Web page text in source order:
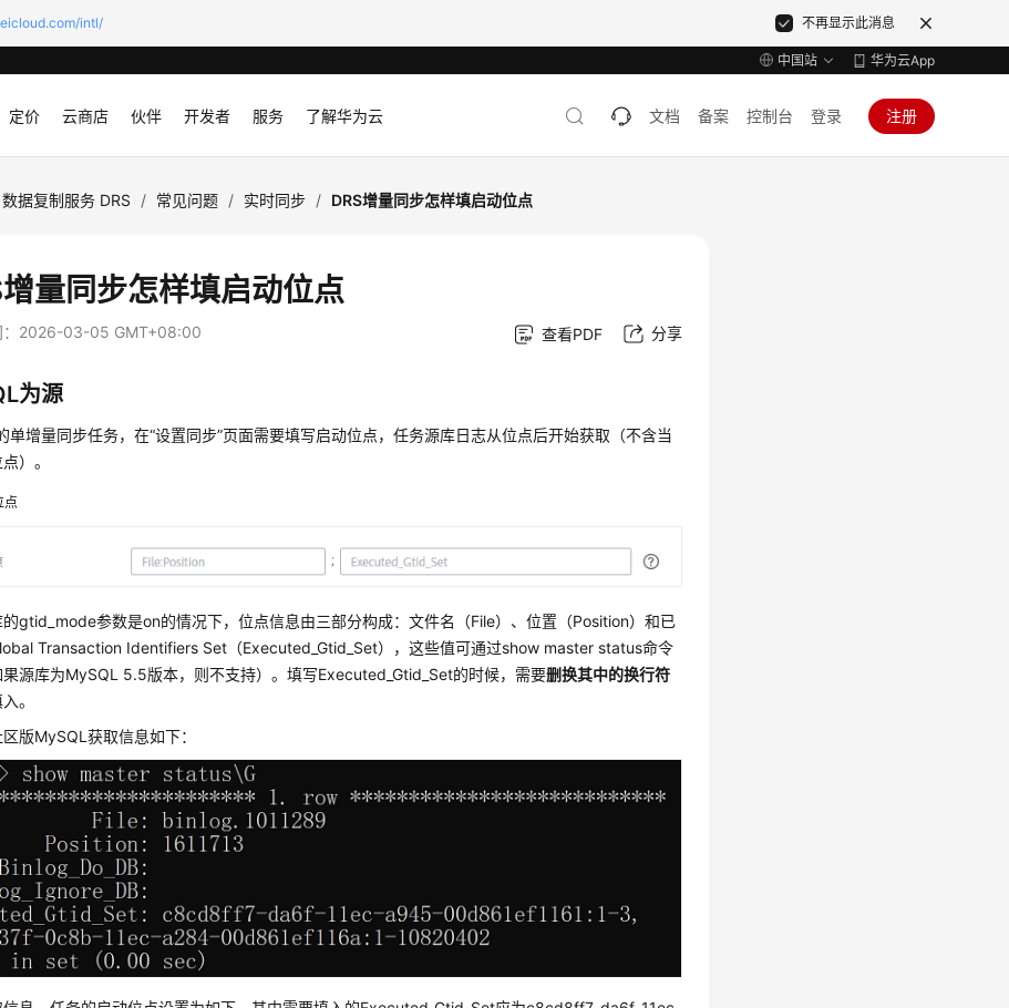
intl/ 不再显示此消息
中国站 华为云App
定价 云商店 伙伴 开发者 服务 了解华为云 文档 备案 控制台 登录 注册
数据复制服务 DRS / 常见问题 / 实时同步 / DRS增量同步怎样填启动位点
增量同步怎样填启动位点
2026-03-05 GMT+08:00 查看PDF 分享
为源
单增量同步任务，在“设置同步”页面需要填写启动位点，任务源库日志从位点后开始获取（不含当
）。
点
的gtid_mode参数是on的情况下，位点信息由三部分构成：文件名（File）、位置（Position）和已
Transaction Identifiers Set（Executed_Gtid_Set），这些值可通过show master status命令
源库为MySQL 5.5版本，则不支持）。填写Executed_Gtid_Set的时候，需要删换其中的换行符
。
版MySQL获取信息如下：